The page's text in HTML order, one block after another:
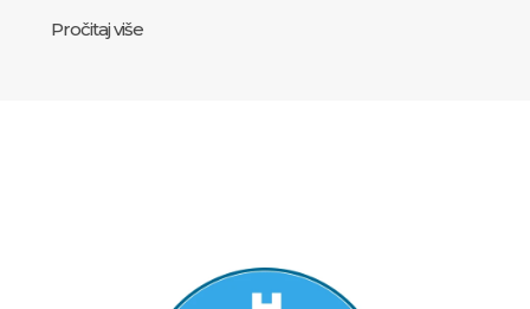
Pročitaj više